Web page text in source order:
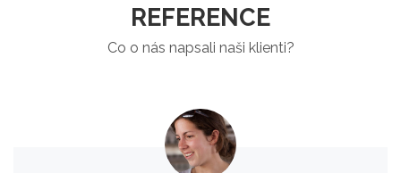
REFERENCE
Co o nás napsali naši klienti?